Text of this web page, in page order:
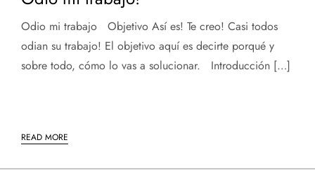
Odio mi trabajo Objetivo Así es! Te creo! Casi todos
odian su trabajo! El objetivo aquí es decirte porqué y
sobre todo, cómo lo vas a solucionar. Introducción […]
READ MORE